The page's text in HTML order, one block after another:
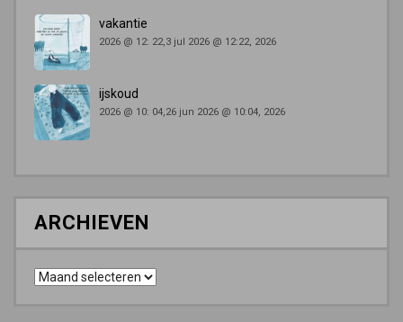
vakantie
2026 @ 12: 22,3 jul 2026 @ 12:22, 2026
ijskoud
2026 @ 10: 04,26 jun 2026 @ 10:04, 2026
ARCHIEVEN
Archieven